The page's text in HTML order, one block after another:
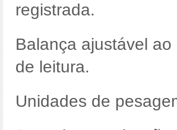
registrada.
Balança ajustável
de leitura.
Unidades de